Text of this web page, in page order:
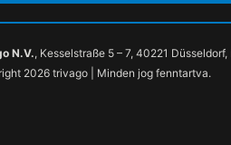
N.V., Kesselstraße 5 – 7, 40221
2026 trivago | Minden jog fenntartva.